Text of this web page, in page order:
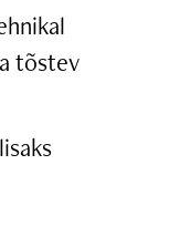
tõstev